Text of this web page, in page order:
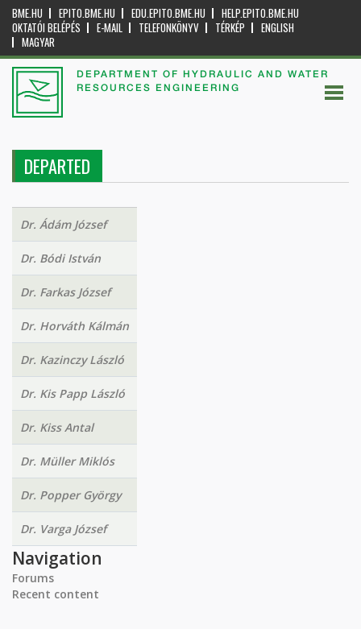
BME.HU EPITO.BME.HU EDU.EPITO.BME.HU
HELP.EPITO.BME.HU
OKTATÓI BELÉPÉS
E-MAIL TELEFONKÖNYV TÉRKÉP
ENGLISH
MAGYAR
DEPARTMENT OF HYDRAULIC AND WATER
RESOURCES ENGINEERING
DEPARTED
Dr. Ádám József
Dr. Bódi István
Dr. Farkas József
Dr. Horváth Kálmán
Dr. Kazinczy László
Dr. Kis Papp László
Dr. Kiss Antal
Dr. Müller Miklós
Dr. Popper György
Dr. Varga József
Navigation
Forums
Recent content